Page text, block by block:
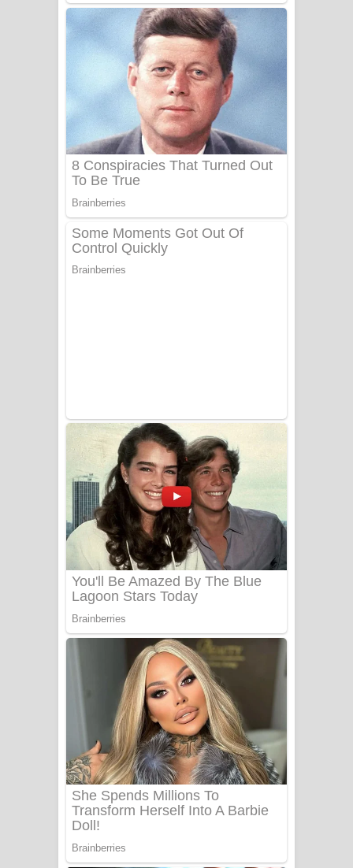
වැඩි නිසා ගීතයේ පද පෙළ
UNUHUMA Song Lyrics - උණුහුම
ගීතයේ පද පෙළ
Katakara Song Lyrics - කටකාර ගීතයේ
පද පෙළ
Tharu Yaye Dilena Song Lyrics - තරු
Ow Man Sosa Song Lyrics - ඔව් මං
පුරන්නට ගීතයේ පද පෙළ
FEVER DREAM Lyrics - Alex Warren
BTS : Hooligan Lyrics
Apa Hamuwee Song Lyrics - අප හමුවී
ගීතයේ පද පෙළ
ගීතයේ පද පෙළ
Sorry Sir Song Lyrics - සොරි සර්
ගීතයේ පද පෙළ
Mathaka Aluthin Liyanna Song Lyrics
- මතක අලුතින් ලියන්න ගීතයේ පද පෙළ
Sandak Awith Song Lyrics - සඳක් ඇවිත්